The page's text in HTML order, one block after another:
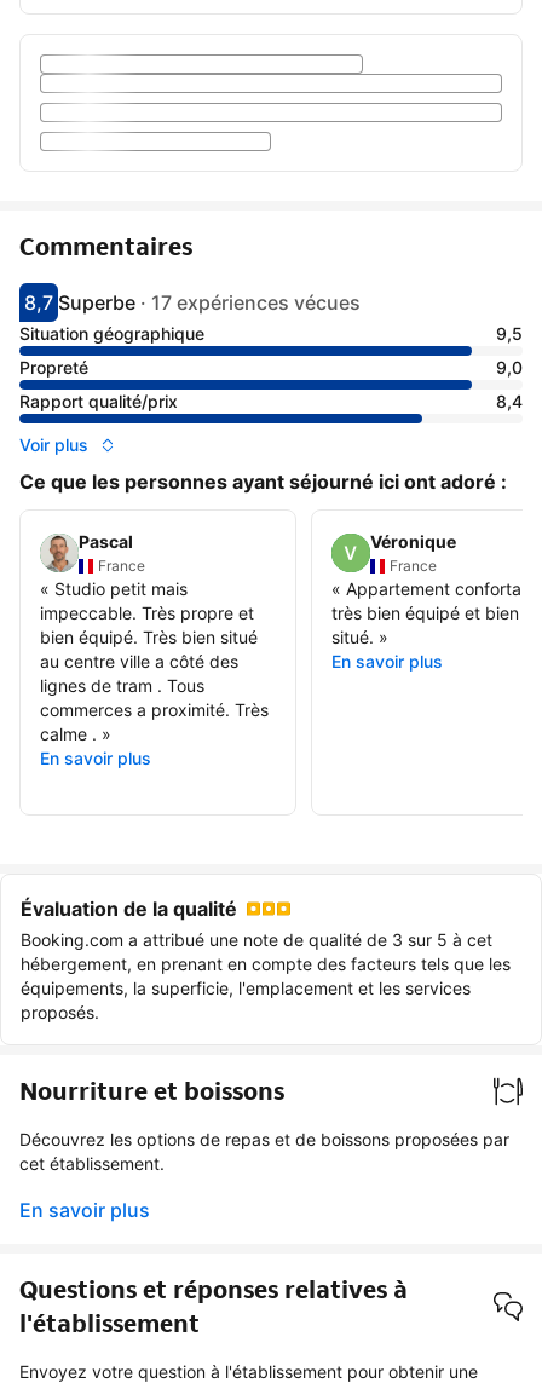
Commentaires
Avec une note de 8.7
8,7
superbeSuperbe · 17 expériences vécues
Situation géographique
9,5
Propreté
9,0
Rapport qualité/prix
8,4
Voir plus
Ce que les personnes ayant séjourné ici ont adoré :
Pascal
France
« Studio petit mais
impeccable. Très propre et
bien équipé. Très bien situé
au centre ville a côté des
lignes de tram . Tous
commerces a proximité. Très
calme . »
En savoir plus
Véronique
France
« Appartement
très bien équipé et bien
situé. »
En savoir plus
Évaluation de la qualité
Booking.com a attribué une note de qualité de 3 sur 5 à cet
hébergement, en prenant en compte des facteurs tels que les
équipements, la superficie, l'emplacement et les services
proposés.
Nourriture et boissons
Découvrez les options de repas et de boissons proposées par
cet établissement.
En savoir plus
Questions et réponses relatives à
l'établissement
Envoyez votre question à l'établissement pour obtenir une